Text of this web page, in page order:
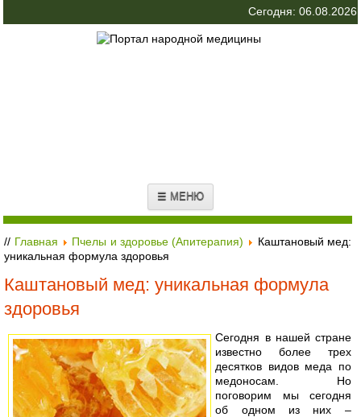
Сегодня: 06.08.2026
☰ МЕНЮ
// Главная Пчелы и здоровье (Апитерапия)
Каштановый мед:
уникальная формула здоровья
Каштановый мед: уникальная формула
здоровья
Сегодня в нашей стране
известно более трех
десятков видов меда по
медоносам. Но
поговорим мы сегодня
об одном из них –